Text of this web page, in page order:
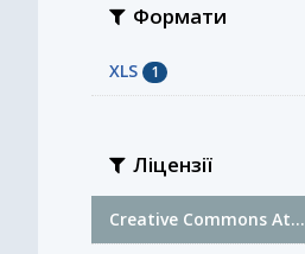
Формати
XLS 1
Ліцензії
Creative Commons At...